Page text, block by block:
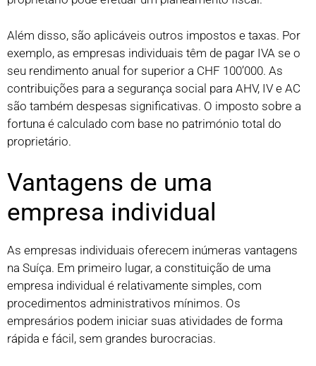
Além disso, são aplicáveis outros impostos e taxas. Por
exemplo, as empresas individuais têm de pagar IVA se o
seu rendimento anual for superior a CHF 100’000. As
contribuições para a segurança social para AHV, IV e AC
são também despesas significativas. O imposto sobre a
fortuna é calculado com base no património total do
proprietário.
Vantagens de uma
empresa individual
As empresas individuais oferecem inúmeras vantagens
na Suíça. Em primeiro lugar, a constituição de uma
empresa individual é relativamente simples, com
procedimentos administrativos mínimos. Os
empresários podem iniciar suas atividades de forma
rápida e fácil, sem grandes burocracias.